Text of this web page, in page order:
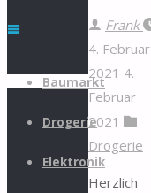
Zum
springen
Baumarkt
Drogerie
Elektronik
Frank
4. Februar
2021 4.
Februar
2021
Drogerie
Herzlich